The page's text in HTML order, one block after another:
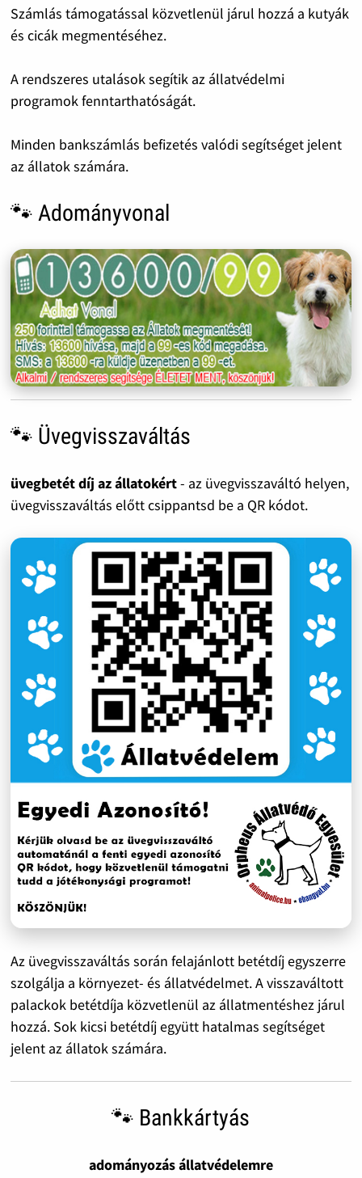
Számlás támogatással közvetlenül járul hozzá a kutyák
és cicák megmentéséhez.
A rendszeres utalások segítik az állatvédelmi
programok fenntarthatóságát.
Minden bankszámlás befizetés valódi segítséget jelent
az állatok számára.
🐾 Adományvonal
🐾 Üvegvisszaváltás
üvegbetét díj az állatokért- az üvegvisszaváltó helyen,
üvegvisszaváltás előtt csippantsd be a QR kódot.
Az üvegvisszaváltás során felajánlott betétdíj egyszerre
szolgálja a környezet- és állatvédelmet. A visszaváltott
palackok betétdíja közvetlenül az állatmentéshez járul
hozzá. Sok kicsi betétdíj együtt hatalmas segítséget
jelent az állatok számára.
🐾 Bankkártyás
adományozás állatvédelemre